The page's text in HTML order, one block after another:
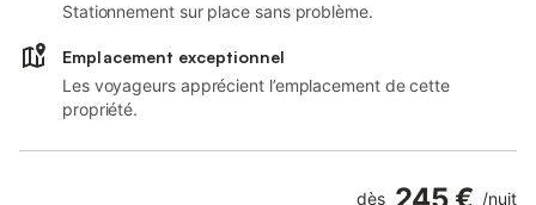
Stationnement sur place sans problème.
Emplacement exceptionnel
Les voyageurs apprécient l’emplacement de cette
propriété.
dès /nuit